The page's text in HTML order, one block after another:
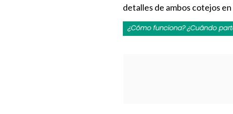
detalles de ambos cotejos en